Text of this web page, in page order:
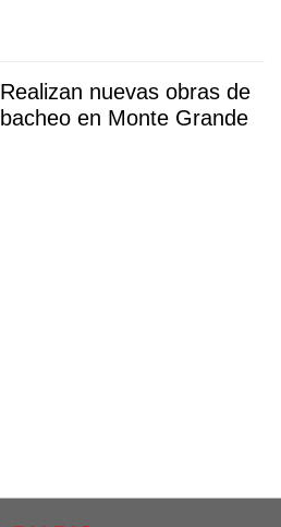
Realizan nuevas obras de
bacheo en Monte Grande